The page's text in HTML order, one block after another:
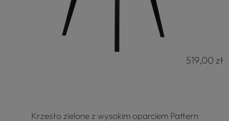
519,00 zł
Krzesło zielone z wysokim oparciem Pattern